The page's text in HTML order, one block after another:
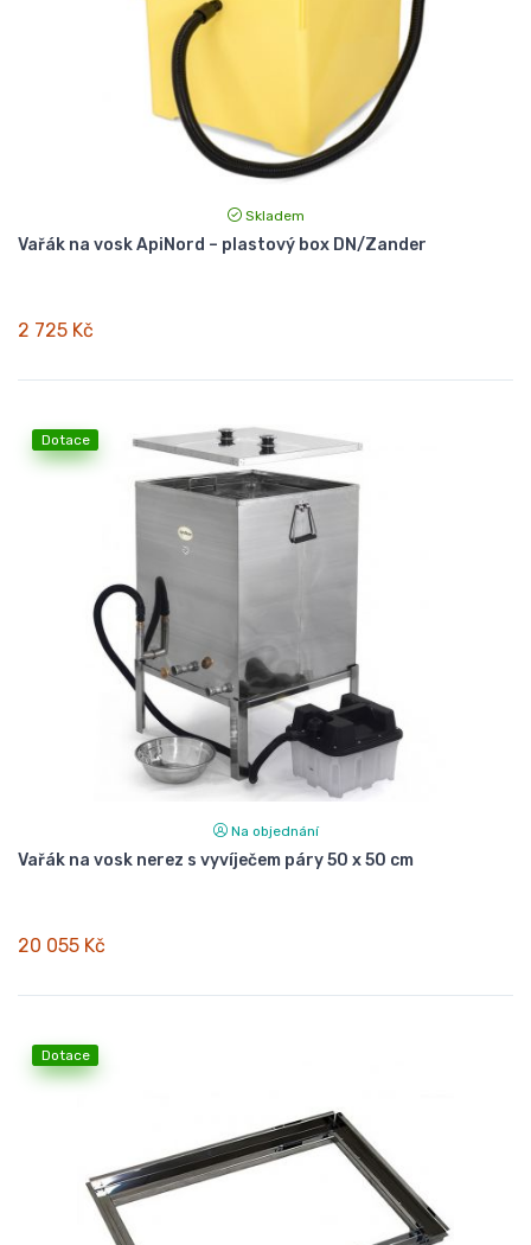
Skladem
Vařák na vosk ApiNord – plastový box DN/Zander
2 725 Kč
Dotace
Na objednání
Vařák na vosk nerez s vyvíječem páry 50 x 50 cm
20 055 Kč
Dotace